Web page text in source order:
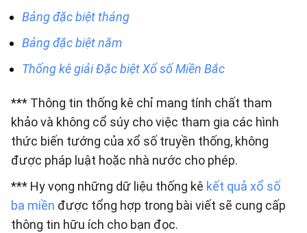
Bảng đặc biệt tháng
Bảng đặc biệt năm
Thống kê giải Đặc biệt Xổ số Miền Bắc
*** Thông tin thống kê chỉ mang tính chất tham
khảo và không cổ súy cho việc tham gia các hình
thức biến tướng của xổ số truyền thống, không
được pháp luật hoặc nhà nước cho phép.
*** Hy vọng những dữ liệu thống kê kết quả xổ số
ba miền được tổng hợp trong bài viết sẽ cung cấp
thông tin hữu ích cho bạn đọc.